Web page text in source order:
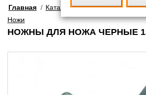
Главная / Каталог/Снаряжение для
Ножи
НОЖНЫ ДЛЯ НОЖА ЧЕРНЫЕ